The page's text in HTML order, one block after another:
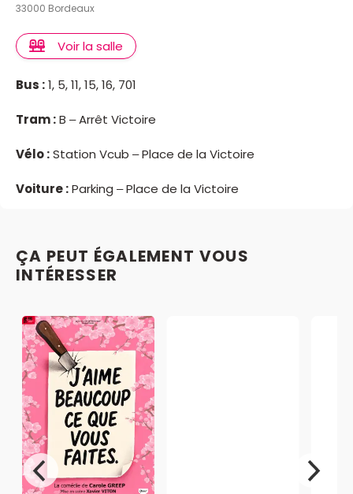
33000 Bordeaux
Voir la salle
Bus :1, 5, 11, 15, 16, 701
Tram :B – Arrêt Victoire
Vélo :Station Vcub – Place de la Victoire
Voiture :Parking – Place de la Victoire
ÇA PEUT ÉGALEMENT VOUS
INTÉRESSER